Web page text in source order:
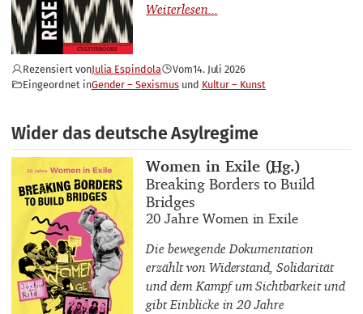
Rezensiert vonJulia Espindola Vom14. Juli 2026
Eingeordnet inGender – Sexismus Kultur – Kunst
Wider das deutsche Asylregime
Buchautor_innen
Women in Exile (Hg.)
Buchtitel
Breaking Borders to Build
Bridges
Buchuntertitel
20 Jahre Women in Exile
Die bewegende Dokumentation
erzählt von Widerstand, Solidarität
und dem Kampf um Sichtbarkeit und
gibt Einblicke in 20 Jahre